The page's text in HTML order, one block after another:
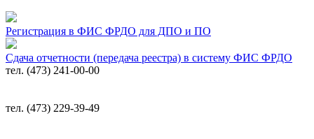
Регистрация в ФИС ФРДО для ДПО и ПО
Сдача отчетности (передача реестра) в систему ФИС ФРДО
тел. (473) 241-00-00
тел. (473) 229-39-49